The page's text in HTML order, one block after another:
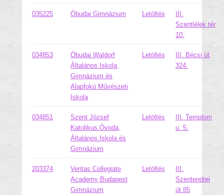
035225 Óbudai Gimnázium Letöltés
III.
Szentlélek tér
10.
034853
Óbudai Waldorf
Általános Iskola,
Gimnázium és
Alapfokú Művészeti
Iskola
Letöltés
III. Bécsi út
324.
034851
Szent József
Katolikus Óvoda,
Általános Iskola és
Gimnázium
Letöltés
III. Templom
u. 5.
203374
Veritas Collegiate
Academy Budapest
Gimnázium
Letöltés
III.
Szentendrei
út 85